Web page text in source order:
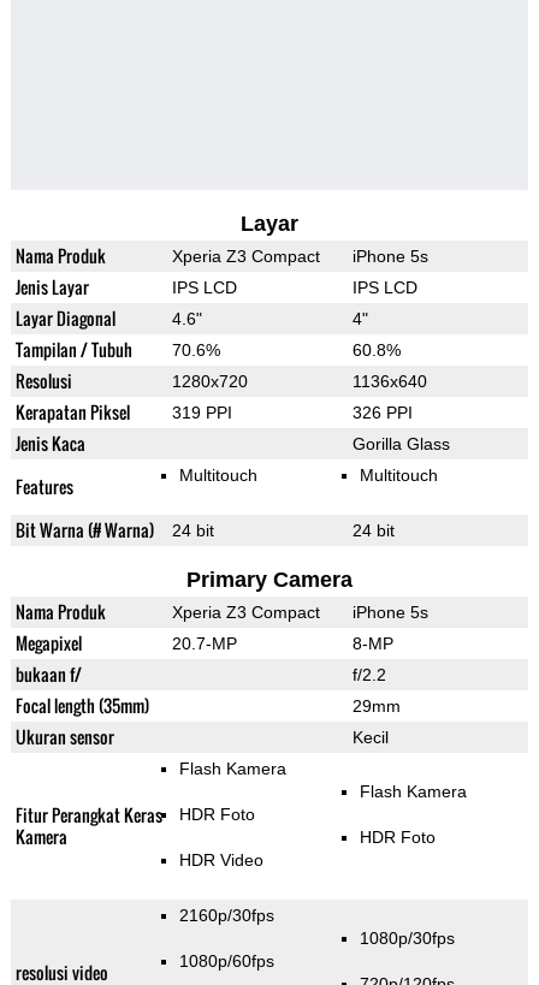
Layar
Nama Produk Xperia Z3 Compact iPhone 5s
Jenis Layar IPS LCD IPS LCD
Layar Diagonal 4.6" 4"
Tampilan / Tubuh 70.6% 60.8%
Resolusi 1280x720 1136x640
Kerapatan Piksel 319 PPI 326 PPI
Jenis Kaca Gorilla Glass
Features Multitouch Multitouch
Bit Warna (# Warna) 24 bit 24 bit
Primary Camera
Nama Produk Xperia Z3 Compact iPhone 5s
Megapixel 20.7-MP 8-MP
bukaan f/ f/2.2
Focal length (35mm) 29mm
Ukuran sensor Kecil
Fitur Perangkat Keras
Kamera
Flash Kamera
HDR Foto
HDR Video
Flash Kamera
HDR Foto
resolusi video
2160p/30fps
1080p/60fps
1080p/30fps